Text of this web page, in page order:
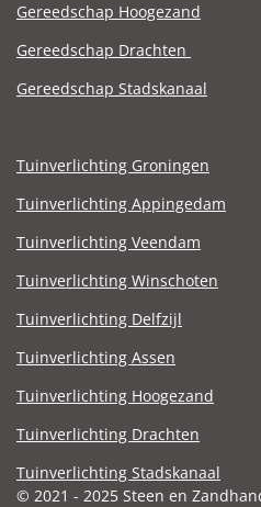
Gereedschap Hoogezand
Gereedschap Drachten
Gereedschap Stadskanaal
Tuinverlichting Groningen
Tuinverlichting Appingedam
Tuinverlichting Veendam
Tuinverlichting Winschoten
Tuinverlichting Delfzijl
Tuinverlichting Assen
Tuinverlichting Hoogezand
Tuinverlichting Drachten
Tuinverlichting Stadskanaal
© 2021 - 2025 Steen en